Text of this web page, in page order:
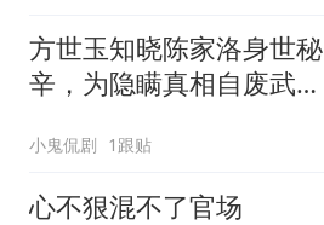
方世玉知晓陈家洛身世秘
辛，为隐瞒真相自废武
小鬼侃剧 1跟贴
心不狠混不了官场